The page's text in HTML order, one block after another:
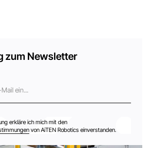
zum Newsletter
erkläre ich mich mit den
von AiTEN Robotics einverstanden.